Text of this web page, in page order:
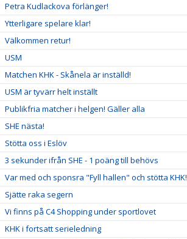
Petra Kudlackova förlänger!
Ytterligare spelare klar!
Välkommen retur!
USM
Matchen KHK - Skånela är inställd!
USM är tyvärr helt inställt
Publikfria matcher i helgen! Gäller alla
SHE nästa!
Stötta oss i Eslöv
3 sekunder ifrån SHE - 1 poäng till behövs
Var med och sponsra "Fyll hallen" och stötta KHK!
Sjätte raka segern
Vi finns på C4 Shopping under sportlovet
KHK i fortsatt serieledning